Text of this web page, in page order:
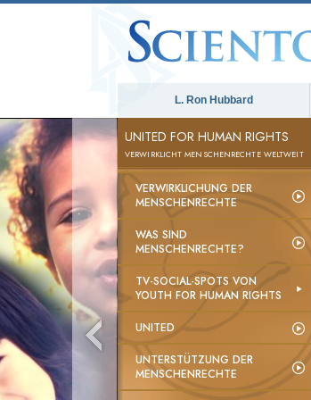
L. Ron Hubbard
UNITED FOR HUMAN RIGHTS
VERWIRKLICHT MENSCHENRECHTE WELTWEIT
VERWIRKLICHUNG DER
MENSCHENRECHTE
WAS SIND
MENSCHENRECHTE?
TV-SOCIAL-SPOTS VON
YOUTH FOR HUMAN RIGHTS
UNITED
UNTERSTÜTZUNG DER
MENSCHENRECHTE